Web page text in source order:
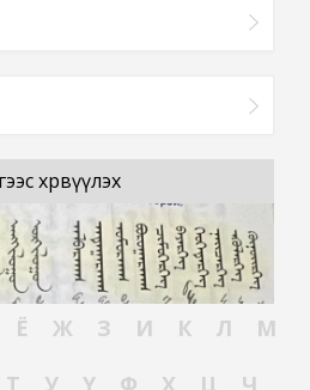
хөрвүүлэх
Ё Ж З И К Л
М